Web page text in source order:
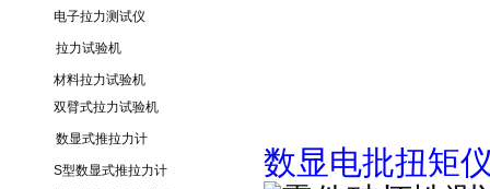
电子拉力测试仪
拉力试验机
材料拉力试验机
双臂式拉力试验机
数显式推拉力计
S型数显式推拉力计
数显电批扭矩